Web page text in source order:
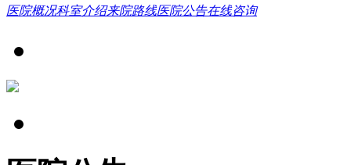
医院概况科室介绍来院路线医院公告在线咨询